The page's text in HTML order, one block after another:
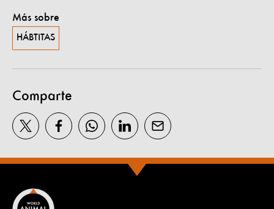
Más sobre
HÁBTITAS
Comparte